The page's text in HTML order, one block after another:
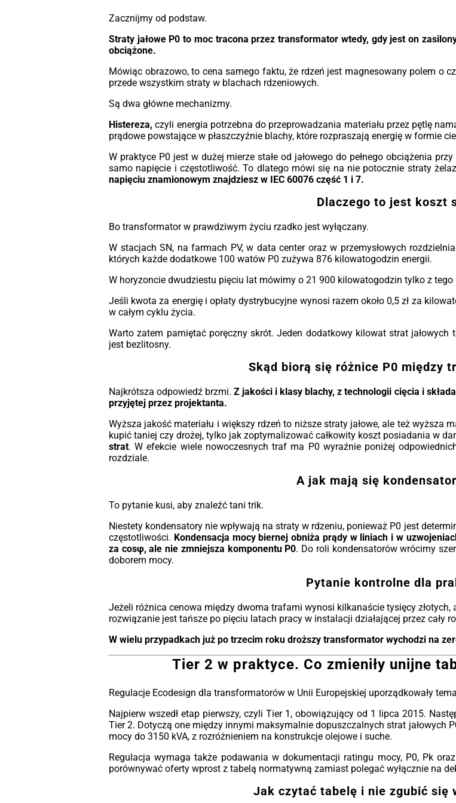
rzeczywistym, transformatory olejowe
MarkoEco2 optymalizują koszty operacyjne
i zwiększają bezpieczeństwo. Solidna
konstrukcja i użycie materiałów odpornych
na korozję zapewniają długotrwałą
trwałość, co czyni te transformatory
idealnymi do zastosowań w energetyce
odnawialnej, przemyśle oraz w sektorze
energetyki wiatrowej. Wybierz
cieszyć się niezrównaną wydajnością,
niezawodnością i efektywnością
Zacznijmy od podstaw.
Straty jałowe P0 to moc tracona przez transformator wtedy, gdy jest on
obciążone.
Mówiąc obrazowo, to cena samego faktu, że rdzeń jest magnesowany polem o
przede wszystkim straty w blachach rdzeniowych.
Są dwa główne mechanizmy.
Histereza, czyli energia potrzebna do przeprowadzania materiału przez pętlę
prądowe powstające w płaszczyźnie blachy, które rozpraszają energię w formie
W praktyce P0 jest w dużej mierze stałe od jałowego do pełnego obciążenia
samo napięcie i częstotliwość. To dlatego mówi się na nie potocznie straty
napięciu znamionowym znajdziesz w IEC 60076 część 1 i 7.
Dlaczego to jest koszt
Bo transformator w prawdziwym życiu rzadko jest wyłączany.
W stacjach SN, na farmach PV, w data center oraz w przemysłowych
których każde dodatkowe 100 watów P0 zużywa 876 kilowatogodzin energii.
W horyzoncie dwudziestu pięciu lat mówimy o 21 900 kilowatogodzin tylko z
Jeśli kwota za energię i opłaty dystrybucyjne wynosi razem około 0,5 zł za
w całym cyklu życia.
Warto zatem pamiętać poręczny skrót. Jeden dodatkowy kilowat strat jałowych
jest bezlitosny.
Skąd biorą się różnice P0 między
Najkrótsza odpowiedź brzmi.Z jakości i klasy blachy, z technologii cięcia i
przyjętej przez projektanta.
Wyższa jakość materiału i większy rdzeń to niższe straty jałowe, ale też wyższa
kupić taniej czy drożej, tylko jak zoptymalizować całkowity koszt posiadania w
strat. W efekcie wiele nowoczesnych traf ma P0 wyraźnie poniżej
rozdziale.
A jak mają się
To pytanie kusi, aby znaleźć tani trik.
Niestety kondensatory nie wpływają na straty w rdzeniu, ponieważ P0 jest
częstotliwości. Kondensacja mocy biernej obniża prądy w liniach i w
za cosφ, ale nie zmniejsza komponentu P0. Do roli kondensatorów wrócimy
doborem mocy.
Pytanie kontrolne dla
Jeżeli różnica cenowa między dwoma trafami wynosi kilkanaście tysięcy
rozwiązanie jest tańsze po pięciu latach pracy w instalacji działającej przez cały
W wielu przypadkach już po trzecim roku droższy transformator wychodzi na
Tier 2 w praktyce. Co zmieniły unijne
Regulacje Ecodesign dla transformatorów w Unii Europejskiej uporządkowały
Najpierw wszedł etap pierwszy, czyli Tier 1, obowiązujący od 1 lipca 2015.
Tier 2. Dotyczą one między innymi maksymalnie dopuszczalnych strat jałowych
mocy do 3150 kVA, z rozróżnieniem na konstrukcje olejowe i suche.
Regulacja wymaga także podawania w dokumentacji ratingu mocy, P0, Pk
porównywać oferty wprost z tabelą normatywną zamiast polegać wyłącznie na
Jak czytać tabelę i nie zgubić się